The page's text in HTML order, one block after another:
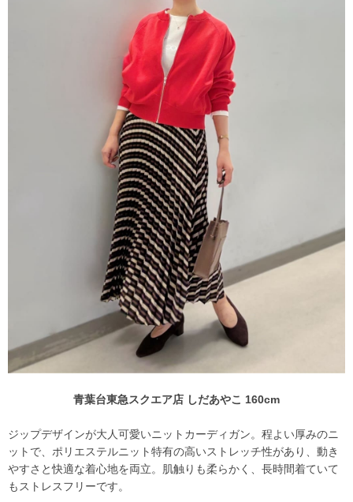
青葉台東急スクエア店 しだあやこ 160cm
ジップデザインが大人可愛いニットカーディガン。程よい厚みのニ
ットで、ポリエステルニット特有の高いストレッチ性があり、動き
やすさと快適な着心地を両立。肌触りも柔らかく、長時間着ていて
もストレスフリーです。